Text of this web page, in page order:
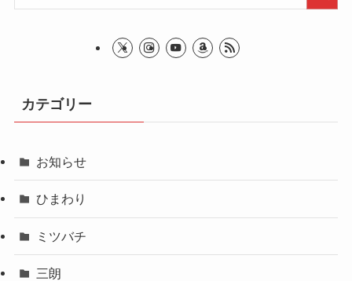
カテゴリー
お知らせ
ひまわり
ミツバチ
三朗